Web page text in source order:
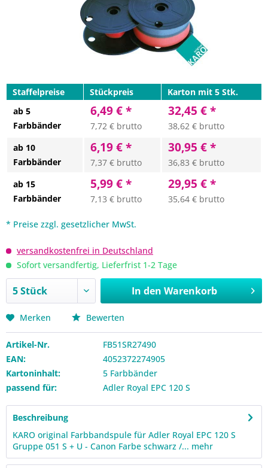
Staffelpreise Stückpreis
Karton mit 5 Stk.
ab 5
Farbbänder
6,49 € *
7,72 € brutto
32,45 € *
38,62 € brutto
ab 10
Farbbänder
6,19 € *
7,37 € brutto
30,95 € *
36,83 € brutto
ab 15
Farbbänder
5,99 € *
7,13 € brutto
29,95 € *
35,64 € brutto
* Preise zzgl. gesetzlicher MwSt.
versandkostenfrei in Deutschland
Sofort versandfertig, Lieferfrist 1-2 Tage
In den Warenkorb
Merken Bewerten
Artikel-Nr.
FB51SR27490
EAN:
4052372274905
Kartoninhalt:
5 Farbbänder
passend für:
Adler Royal EPC 120 S
Beschreibung
KARO original Farbbandspule für Adler Royal EPC 120 S
Gruppe 051 S + U - Canon Farbe schwarz /... mehr